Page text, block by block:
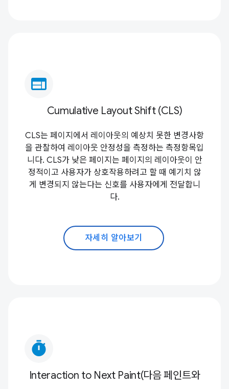
web
Cumulative Layout Shift (CLS)
CLS는 페이지에서 레이아웃의 예상치 못한 변경사항
을 관찰하여 레이아웃 안정성을 측정하는 측정항목입
니다. CLS가 낮은 페이지는 페이지의 레이아웃이 안
정적이고 사용자가 상호작용하려고 할 때 예기치 않
게 변경되지 않는다는 신호를 사용자에게 전달합니
다.
자세히 알아보기
timer
Interaction to Next Paint(다음 페인트와